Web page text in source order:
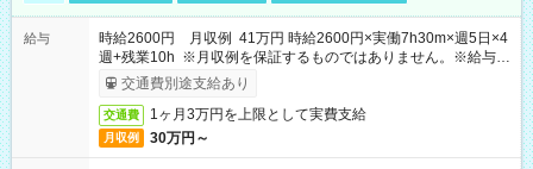
給与
時給2600円 月収例 41万円 時給2600円×実働7h30m×週5日×4
週+残業10h ※月収例を保証するものではありません。※給与即
受取りサービス利用可（利用条件有）
交通費別途支給あり
交通費 1ヶ月3万円を上限として実費支給
月収例 30万円～